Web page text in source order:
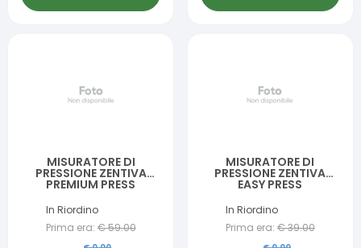
MISURATORE DI
PRESSIONE ZENTIVA
PREMIUM PRESS
In Riordino
Prima era: €59.00
MISURATORE DI
PRESSIONE ZENTIVA
EASY PRESS
In Riordino
Prima era: €39.00